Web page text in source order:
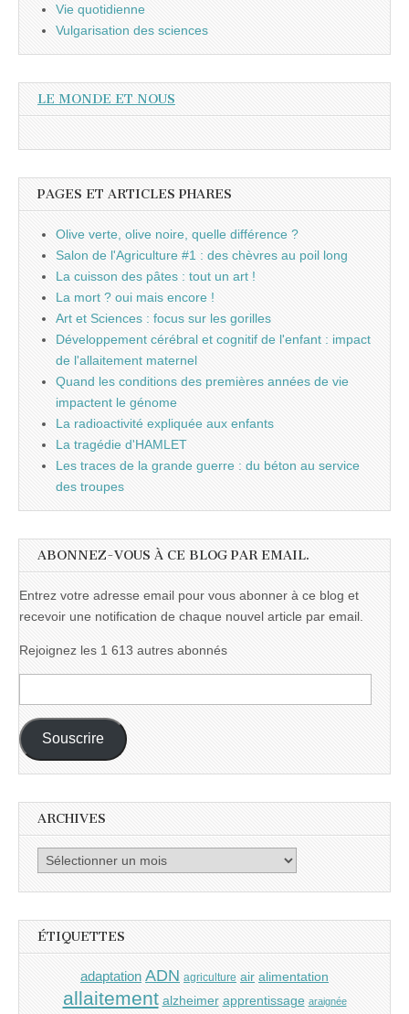
Vie quotidienne
Vulgarisation des sciences
LE MONDE ET NOUS
PAGES ET ARTICLES PHARES
Olive verte, olive noire, quelle différence ?
Salon de l'Agriculture #1 : des chèvres au poil long
La cuisson des pâtes : tout un art !
La mort ? oui mais encore !
Art et Sciences : focus sur les gorilles
Développement cérébral et cognitif de l'enfant : impact
de l'allaitement maternel
Quand les conditions des premières années de vie
impactent le génome
La radioactivité expliquée aux enfants
La tragédie d'HAMLET
Les traces de la grande guerre : du béton au service
des troupes
ABONNEZ-VOUS À CE BLOG PAR EMAIL.
Entrez votre adresse email pour vous abonner à ce blog et
recevoir une notification de chaque nouvel article par email.
Rejoignez les 1 613 autres abonnés
e-
mail :
Souscrire
ARCHIVES
Archives
ÉTIQUETTES
adaptation ADN agriculture air alimentation
allaitement alzheimer apprentissage araignée